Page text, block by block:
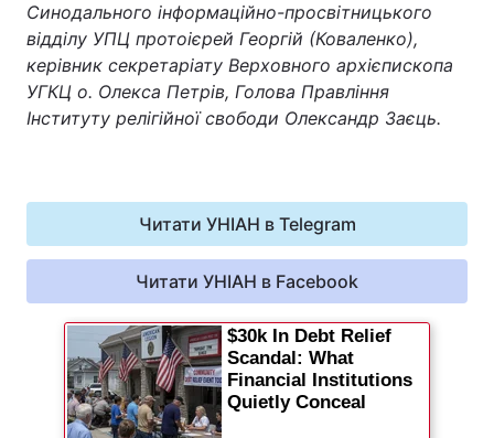
Київ Львів
Дніпро Харків
Одеса
Спорт Наука
Техно і зв'язок Лайт
Здоров'я Туризм
Цікавинки
Синодального інформаційно-просвітницького
відділу УПЦ протоієрей Георгій (Коваленко),
керівник секретаріату Верховного архієпископа
УГКЦ о. Олекса Петрів, Голова Правління
Інституту релігійної свободи Олександр Заєць.
Читати УНІАН в Telegram
Читати УНІАН в Facebook